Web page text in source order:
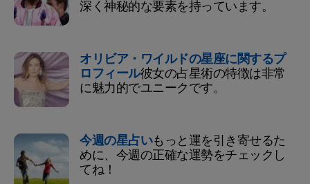
深く神秘的な要素を持っています。
オリビア・ワイルドの星座に関するプ
ロフィール彼女の占星術の特徴は非常
に魅力的でユニークです。
今週の星占いもっと運を引き寄せるた
めに、今週の正確な運勢をチェックし
てね！